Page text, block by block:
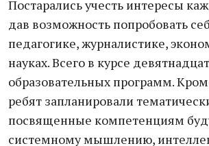
Постарались учесть интересы
дав возможность попробовать
педагогике, журналистике,
науках. Всего в курсе
образовательных программ.
ребят запланировали
посвященные компетенциям
системному мышлению,